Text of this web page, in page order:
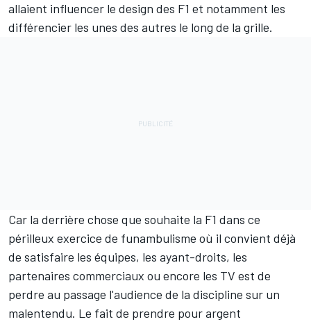
allaient influencer le design des F1 et notamment les
différencier les unes des autres le long de la grille.
Car la derrière chose que souhaite la F1 dans ce
périlleux exercice de funambulisme où il convient déjà
de satisfaire les équipes, les ayant-droits, les
partenaires commerciaux ou encore les TV est de
perdre au passage l'audience de la discipline sur un
malentendu. Le fait de prendre pour argent